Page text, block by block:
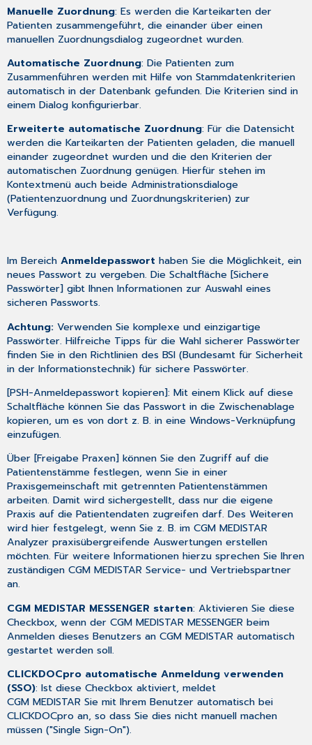
Manuelle Zuordnung: Es werden die Karteikarten der
Patienten zusammengeführt, die einander über einen
manuellen Zuordnungsdialog zugeordnet wurden.
Automatische Zuordnung: Die Patienten zum
Zusammenführen werden mit Hilfe von Stammdatenkriterien
automatisch in der Datenbank gefunden. Die Kriterien sind in
einem Dialog konfigurierbar.
Erweiterte automatische Zuordnung: Für die Datensicht
werden die Karteikarten der Patienten geladen, die manuell
einander zugeordnet wurden und die den Kriterien der
automatischen Zuordnung genügen. Hierfür stehen im
Kontextmenü auch beide Administrationsdialoge
(Patientenzuordnung und Zuordnungskriterien) zur
Verfügung.
Im BereichAnmeldepasswort haben Sie die Möglichkeit, ein
neues Passwort zu vergeben. Die Schaltfläche [Sichere
Passwörter] gibt Ihnen Informationen zur Auswahl eines
sicheren Passworts.
Achtung:Verwenden Sie komplexe und einzigartige
Passwörter. Hilfreiche Tipps für die Wahl sicherer Passwörter
finden Sie in denRichtlinien des BSI (Bundesamt für Sicherheit
in der Informationstechnik) für sichere Passwörter.
[PSH-Anmeldepasswort kopieren]: Mit einem Klick auf diese
Schaltfläche können Sie das Passwort in die Zwischenablage
kopieren, um es von dort z. B. in eine Windows-Verknüpfung
einzufügen.
Über [Freigabe Praxen] können Sie den Zugriff auf die
Patientenstämme festlegen, wenn Sie in einer
Praxisgemeinschaft mit getrennten Patientenstämmen
arbeiten. Damit wird sichergestellt, dass nur die eigene
Praxis auf die Patientendaten zugreifen darf. Des Weiteren
wird hier festgelegt, wenn Sie z. B. imCGM MEDISTAR
Analyzer praxisübergreifende Auswertungen erstellen
möchten. Für weitere Informationen hierzu sprechen Sie Ihren
zuständigen CGM MEDISTAR Service- und Vertriebspartner
an.
CGM MEDISTAR MESSENGER starten: Aktivieren Sie diese
Checkbox, wenn derCGM MEDISTAR MESSENGER beim
Anmelden dieses Benutzers an CGM MEDISTAR automatisch
gestartet werden soll.
CLICKDOCpro automatische Anmeldung verwenden
(SSO): Ist diese Checkbox aktiviert, meldet
CGM MEDISTAR Sie mit Ihrem Benutzer automatisch bei
CLICKDOCpro an, so dass Sie dies nicht manuell machen
müssen ("Single Sign-On").